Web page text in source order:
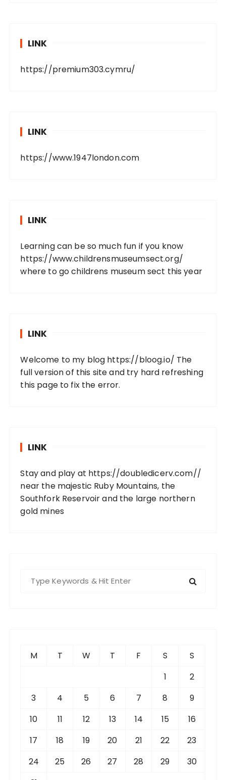
LINK
https://premium303.cymru/
LINK
https://www.1947london.com
LINK
Learning can be so much fun if you know
https://www.childrensmuseumsect.org/
where to go childrens museum sect this year
LINK
Welcome to my blog https://bloog.io/ The
full version of this site and try hard refreshing
this page to fix the error.
LINK
Stay and play at https://doubledicerv.com//
near the majestic Ruby Mountains, the
Southfork Reservoir and the large northern
gold mines
M T W T F S
S
1
2
3
4 5 6 7 8
9
10
11 12 13 14 15
16
17
18 19 20 21 22
23
24
25 26 27 28 29
30